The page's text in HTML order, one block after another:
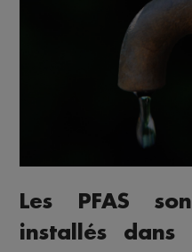
Les PFAS
installés